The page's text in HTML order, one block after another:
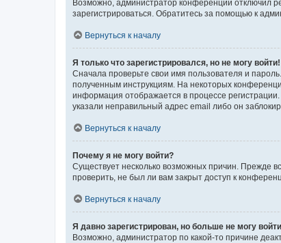
Возможно, администратор конференции отключил
зарегистрироваться. Обратитесь за помощью к
Вернуться к началу
Я только что зарегистрировался, но не могу войти!
Сначала проверьте свои имя пользователя и
полученным инструкциям. На некоторых
информация отображается в процессе
указали неправильный адрес email либо он
Вернуться к началу
Почему я не могу войти?
Существует несколько возможных причин. Прежде
проверить, не был ли вам закрыт доступ к
Вернуться к началу
Я давно зарегистрирован, но больше не могу
Возможно, администратор по какой-то причине